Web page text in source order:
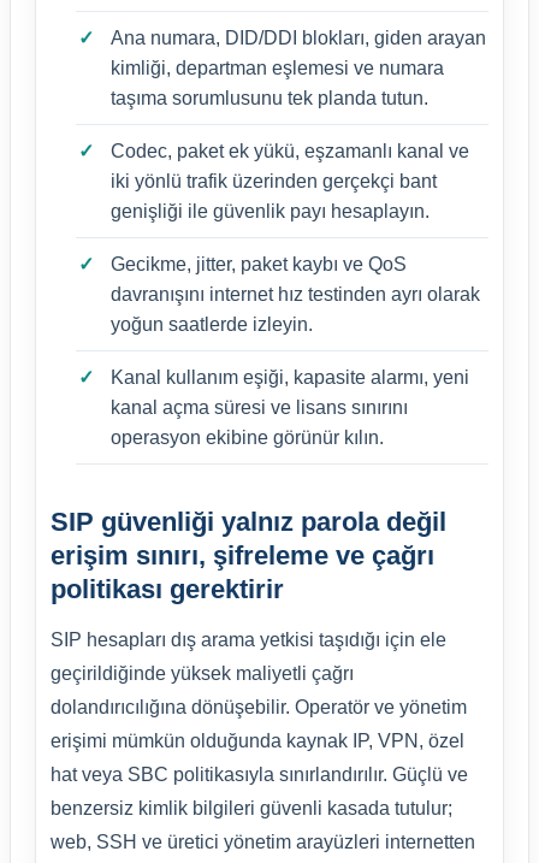
Ana numara, DID/DDI blokları, giden arayan
kimliği, departman eşlemesi ve numara
taşıma sorumlusunu tek planda tutun.
Codec, paket ek yükü, eşzamanlı kanal ve
iki yönlü trafik üzerinden gerçekçi bant
genişliği ile güvenlik payı hesaplayın.
Gecikme, jitter, paket kaybı ve QoS
davranışını internet hız testinden ayrı olarak
yoğun saatlerde izleyin.
Kanal kullanım eşiği, kapasite alarmı, yeni
kanal açma süresi ve lisans sınırını
operasyon ekibine görünür kılın.
SIP güvenliği yalnız parola değil
erişim sınırı, şifreleme ve çağrı
politikası gerektirir
SIP hesapları dış arama yetkisi taşıdığı için ele
geçirildiğinde yüksek maliyetli çağrı
dolandırıcılığına dönüşebilir. Operatör ve yönetim
erişimi mümkün olduğunda kaynak IP, VPN, özel
hat veya SBC politikasıyla sınırlandırılır. Güçlü ve
benzersiz kimlik bilgileri güvenli kasada tutulur;
web, SSH ve üretici yönetim arayüzleri internetten